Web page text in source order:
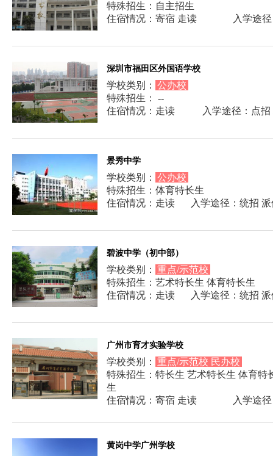
特殊招生：自主招生
住宿情况：寄宿 走读
入学途
深圳市福田区外国语学校
学校类别： 公办校
特殊招生： --
住宿情况：走读
入学途径：点招
景秀中学
学校类别： 公办校
特殊招生：体育特长生
住宿情况：走读
入学途径：统招
碧波中学（初中部）
学校类别： 重点/示范校
特殊招生：艺术特长生 体育特长生
住宿情况：走读
入学途径：统招
广州市育才实验学校
学校类别： 重点/示范校 民办校
特殊招生：特长生 艺术特长生 体育特
生
住宿情况：寄宿 走读
入学途
黄岗中学广州学校